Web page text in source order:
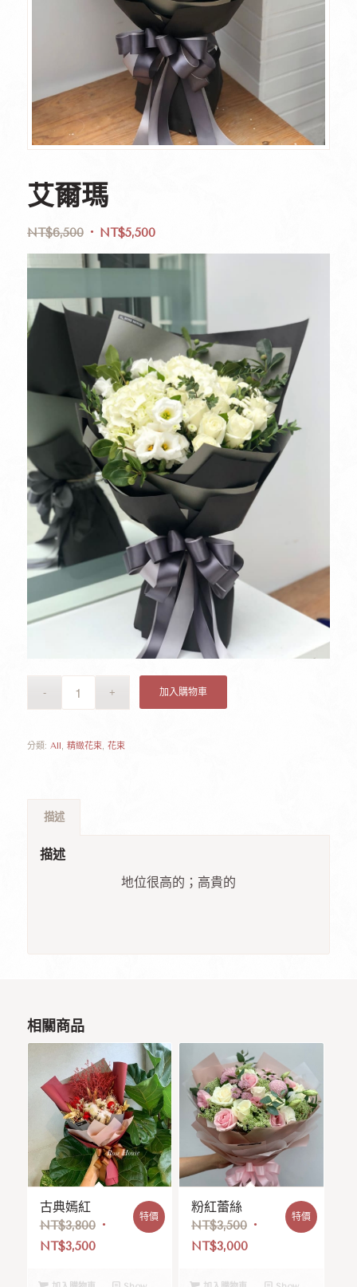
艾爾瑪
NT$6,500 NT$5,500
加入購物車
分類: All , 精緻花束, 花束
描述
描述
地位很高的；高貴的
相關商品
古典嫣紅
NT$3,800
NT$3,500
特價
粉紅蕾絲
NT$3,500
NT$3,000
特價